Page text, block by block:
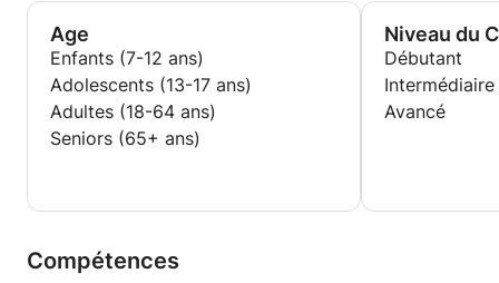
Age
Enfants (7-12 ans)
Adolescents (13-17 ans)
Adultes (18-64 ans)
Seniors (65+ ans)
Niveau du
Débutant
Intermédiaire
Avancé
Compétences